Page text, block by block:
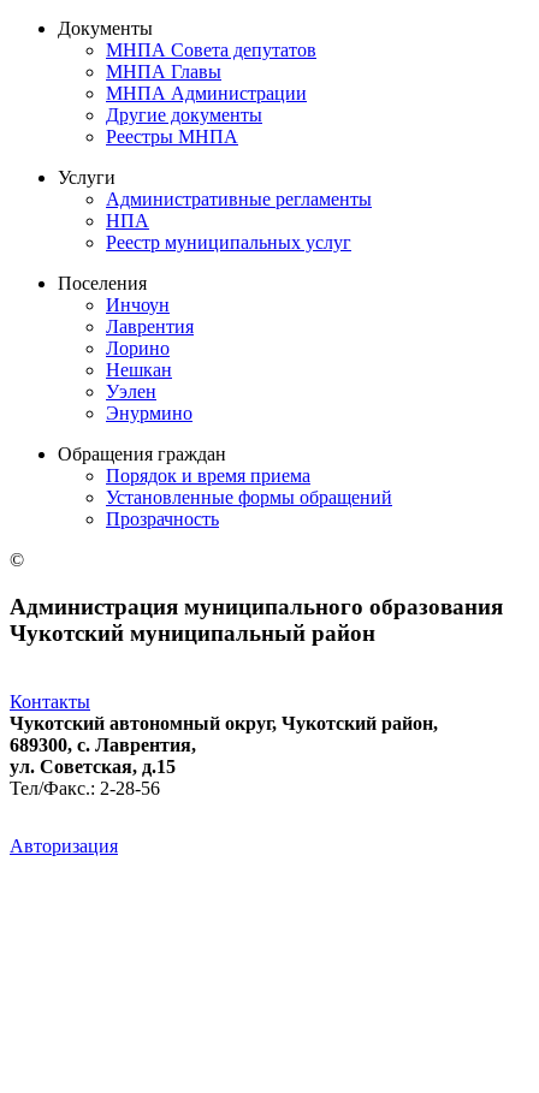
Документы
МНПА Совета депутатов
МНПА Главы
МНПА Администрации
Другие документы
Реестры МНПА
Услуги
Административные регламенты
НПА
Реестр муниципальных услуг
Поселения
Инчоун
Лаврентия
Лорино
Нешкан
Уэлен
Энурмино
Обращения граждан
Порядок и время приема
Установленные формы обращений
Прозрачность
©
Администрация муниципального образования
Чукотский муниципальный район
Контакты
Чукотский автономный округ, Чукотский район,
689300, с. Лаврентия,
ул. Советская, д.15
Тел/Факс.: 2-28-56
Авторизация